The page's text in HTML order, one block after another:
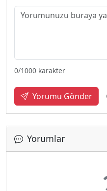
0/1000 karakter
Yorumu Gönder
Yorumlar